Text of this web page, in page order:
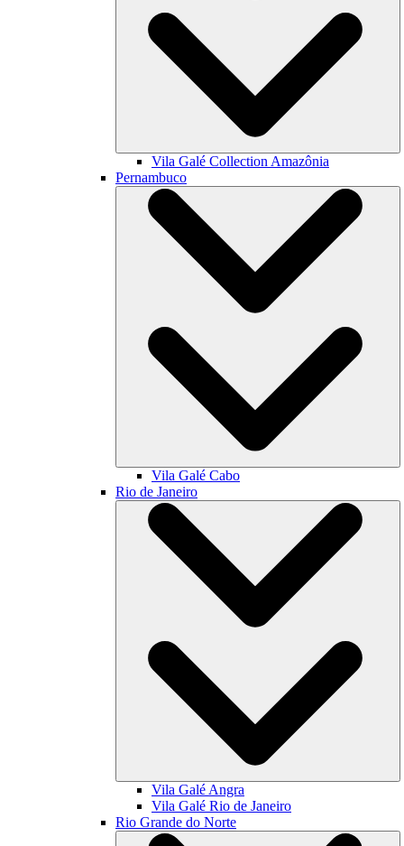
Vila Galé Collection Amazônia
Pernambuco
Vila Galé Cabo
Rio de Janeiro
Vila Galé Angra
Vila Galé Rio de Janeiro
Rio Grande do Norte